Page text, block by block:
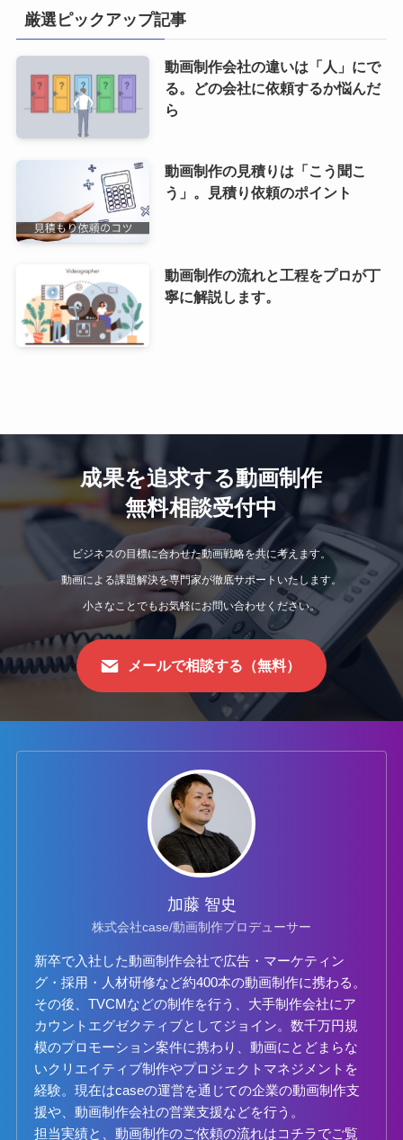
厳選ピックアップ記事
動画制作会社の違いは「人」にで
る。どの会社に依頼するか悩んだ
ら
動画制作の見積りは「こう聞こ
う」。見積り依頼のポイント
動画制作の流れと工程をプロが丁
寧に解説します。
成果を追求する動画制作
無料相談受付中
ビジネスの目標に合わせた動画戦略を共に考えます。
動画による課題解決を専門家が徹底サポートいたします。
小さなことでもお気軽にお問い合わせください。
メールで相談する（無料）
加藤 智史
株式会社case/動画制作プロデューサー
新卒で入社した動画制作会社で広告・マーケティン
グ・採用・人材研修など約400本の動画制作に携わる。
その後、TVCMなどの制作を行う、大手制作会社にア
カウントエグゼクティブとしてジョイン。数千万円規
模のプロモーション案件に携わり、動画にとどまらな
いクリエイティブ制作やプロジェクトマネジメントを
経験。現在はcaseの運営を通じての企業の動画制作支
援や、動画制作会社の営業支援などを行う。
担当実績と、動画制作のご依頼の流れはコチラでご覧